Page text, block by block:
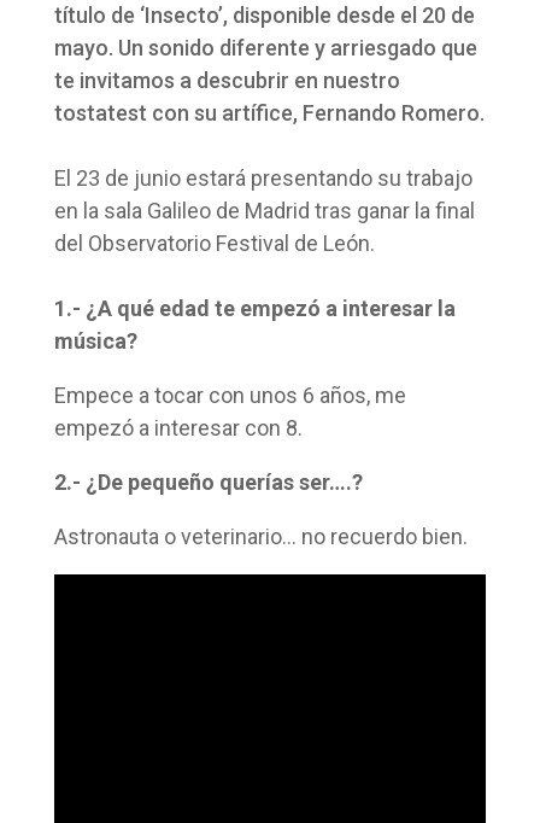
título de ‘Insecto’, disponible desde el 20 de
mayo. Un sonido diferente y arriesgado que
te invitamos a descubrir en nuestro
tostatest con su artífice, Fernando Romero.
El 23 de junio estará presentando su trabajo
en la sala Galileo de Madrid tras ganar la final
del Observatorio Festival de León.
1.- ¿A qué edad te empezó a interesar la
música?
Empece a tocar con unos 6 años, me
empezó a interesar con 8.
2.- ¿De pequeño querías ser….?
Astronauta o veterinario… no recuerdo bien.